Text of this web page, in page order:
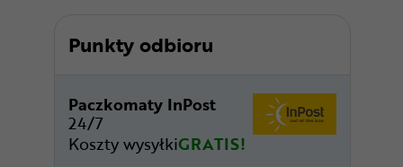
Punkty odbioru
Paczkomaty InPost
24/7
Koszty wysyłkiGRATIS!